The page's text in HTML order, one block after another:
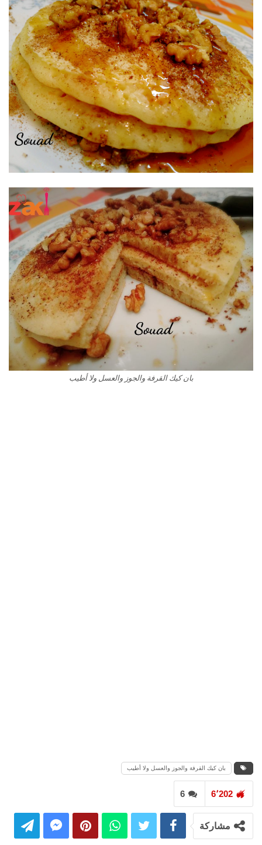
بان كيك القرفة والجوز والعسل ولا أطيب
بان كيك القرفة والجوز والعسل ولا أطيب
6 6٬202
مشاركة